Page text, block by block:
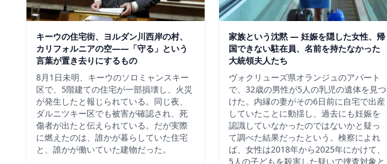
キーウの住宅街、ヨルダン川西岸の村、
カリフォルニアの空——「守る」という
言葉が置き去りにするもの
8月1日未明、キーウのソロミャンスキー
区で、5階建ての住宅が一部損壊し、火災
が発生したと報じられている。同じ夜、
ダルニツキー区でも被害が確認され、死
傷者が出たと伝えられている。だが実際
に燃えたのは、誰かが暮らしていた住宅
と、誰かが働いていた建物だった。
家族という沈黙 ― 妊娠を隠した女性、帰
国できない駐在員、名前を持たなかった
大統領夫人たち
ヴォクリューズ県オランジュのアパート
で、32歳の男性が5人の乳児の遺体を見つ
けた。内縁の妻がその6日前に自宅で出産
していたことに動揺し、過去にも妊娠を
認識していなかったのではないかと疑っ
て調べた結果だったという。検察によれ
ば、女性は2018年から2025年にかけて、
5人の子どもを殺害した疑いで捜査対象と